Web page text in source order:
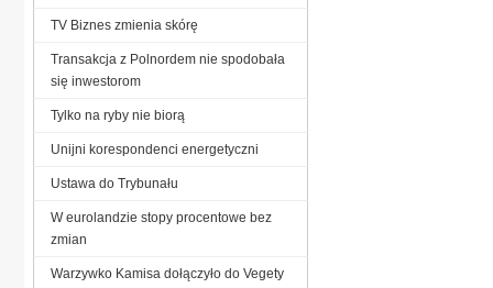
TV Biznes zmienia skórę
Transakcja z Polnordem nie spodobała
się inwestorom
Tylko na ryby nie biorą
Unijni korespondenci energetyczni
Ustawa do Trybunału
W eurolandzie stopy procentowe bez
zmian
Warzywko Kamisa dołączyło do Vegety